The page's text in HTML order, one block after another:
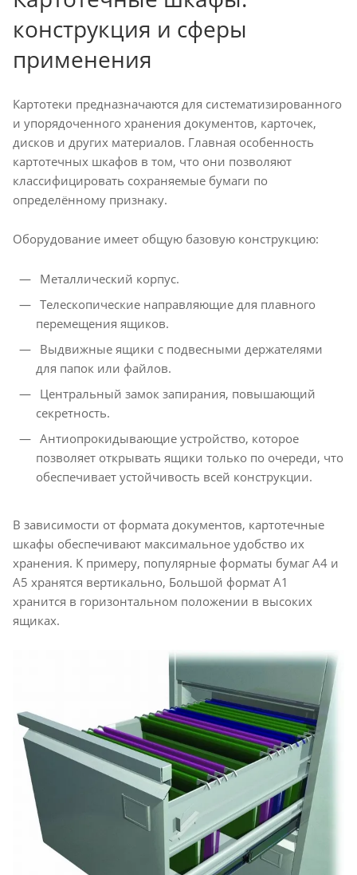
конструкция и сферы
применения
Картотеки предназначаются для систематизированного
и упорядоченного хранения документов, карточек,
дисков и других материалов. Главная особенность
картотечных шкафов в том, что они позволяют
классифицировать сохраняемые бумаги по
определённому признаку.
Оборудование имеет общую базовую конструкцию:
Металлический корпус.
Телескопические направляющие для плавного
перемещения ящиков.
Выдвижные ящики с подвесными держателями
для папок или файлов.
Центральный замок запирания, повышающий
секретность.
Антиопрокидывающие устройство, которое
позволяет открывать ящики только по очереди, что
обеспечивает устойчивость всей конструкции.
В зависимости от формата документов, картотечные
шкафы обеспечивают максимальное удобство их
хранения. К примеру, популярные форматы бумаг А4 и
А5 хранятся вертикально, Большой формат А1
хранится в горизонтальном положении в высоких
ящиках.